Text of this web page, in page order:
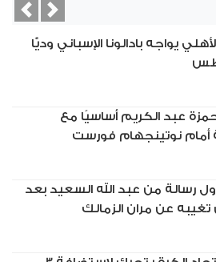
يواجه بادالونا الإسباني وديًّا
عبد الكريم أساسيًا مع
أمام نوتينجهام فورست
رسالة من عبد الله السعيد بعد
تغيبه عن مران الزمالك
Next